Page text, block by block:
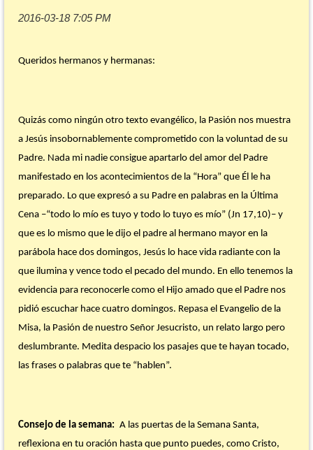
Queridos hermanos y hermanas:
Quizás como ningún otro texto evangélico, la Pasión nos muestra
a Jesús insobornablemente comprometido con la voluntad de su
Padre. Nada mi nadie consigue apartarlo del amor del Padre
manifestado en los acontecimientos de la “Hora” que Él le ha
preparado. Lo que expresó a su Padre en palabras en la Última
Cena –“todo lo mío es tuyo y todo lo tuyo es mío” (Jn 17,10)– y
que es lo mismo que le dijo el padre al hermano mayor en la
parábola hace dos domingos, Jesús lo hace vida radiante con la
que ilumina y vence todo el pecado del mundo. En ello tenemos la
evidencia para reconocerle como el Hijo amado que el Padre nos
pidió escuchar hace cuatro domingos. Repasa el Evangelio de la
Misa, la Pasión de nuestro Señor Jesucristo, un relato largo pero
deslumbrante. Medita despacio los pasajes que te hayan tocado,
las frases o palabras que te “hablen”.
Consejo de la semana: A las puertas de la Semana Santa,
reflexiona en tu oración hasta que punto puedes, como Cristo,